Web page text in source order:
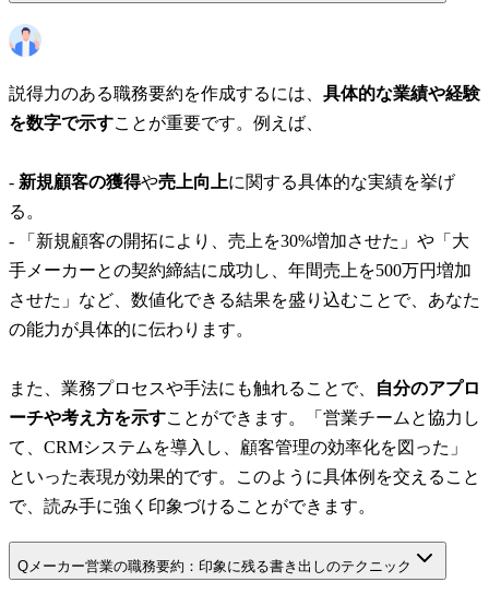
説得力のある職務要約を作成するには、 具体的な業績や経験
を数字で示すことが重要です。例えば、
- 新規顧客の獲得や売上向上に関する具体的な実績を挙げ
る。
- 「新規顧客の開拓により、売上を30%増加させた」や「大
手メーカーとの契約締結に成功し、年間売上を500万円増加
させた」など、数値化できる結果を盛り込むことで、あなた
の能力が具体的に伝わります。
また、業務プロセスや手法にも触れることで、
自分のアプロ
ーチや考え方を示すことができます。「営業チームと協力し
て、CRMシステムを導入し、顧客管理の効率化を図った」
といった表現が効果的です。このように具体例を交えること
で、読み手に強く印象づけることができます。
Q メーカー営業の職務要約：印象に残る書き出しのテクニック